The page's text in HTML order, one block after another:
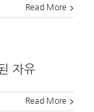
Read More
자유
Read More